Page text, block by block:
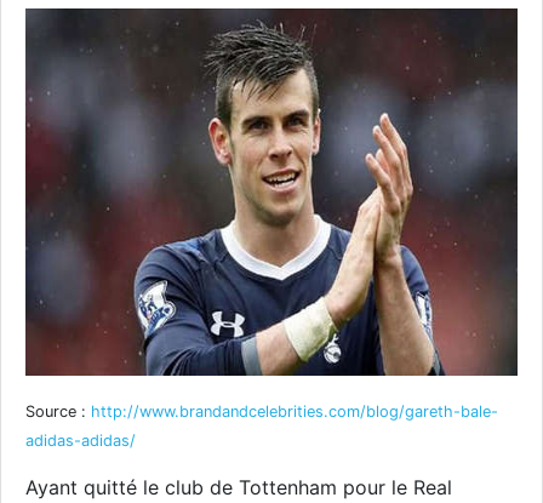
Source : http://www.brandandcelebrities.com/blog/gareth-bale-
adidas-adidas/
Ayant quitté le club de Tottenham pour le Real